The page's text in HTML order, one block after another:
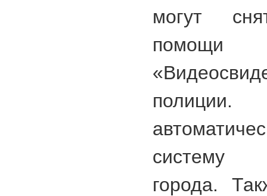
могут
систему
города.